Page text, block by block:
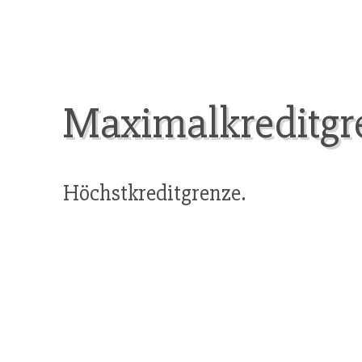
Höchstkreditgrenze.